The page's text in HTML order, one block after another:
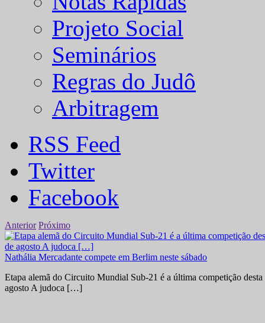
Projeto Social
Seminários
Regras do Judô
Arbitragem
RSS Feed
Twitter
Facebook
Anterior Próximo
Nathália Mercadante compete em Berlim neste sábado
Etapa alemã do Circuito Mundial Sub-21 é a última competição
agosto A judoca […]